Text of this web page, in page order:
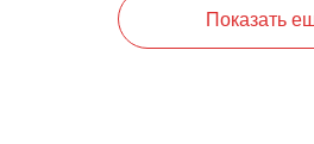
Показать